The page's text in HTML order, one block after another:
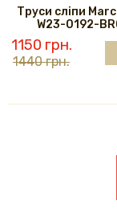
Труси сліпи
W23-0192-
1150 грн.
1440 грн.